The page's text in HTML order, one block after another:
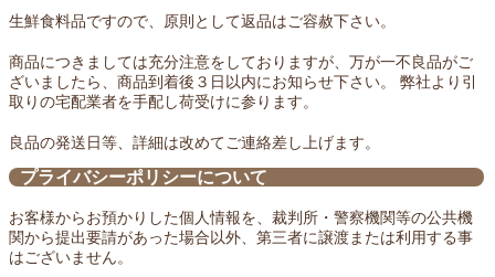
生鮮食料品ですので、原則として返品はご容赦下さい。
商品につきましては充分注意をしておりますが、万が一不良品がご
ざいましたら、商品到着後３日以内にお知らせ下さい。 弊社より引
取りの宅配業者を手配し荷受けに参ります。
良品の発送日等、詳細は改めてご連絡差し上げます。
プライバシーポリシーについて
お客様からお預かりした個人情報を、裁判所・警察機関等の公共機
関から提出要請があった場合以外、第三者に譲渡または利用する事
はございません。